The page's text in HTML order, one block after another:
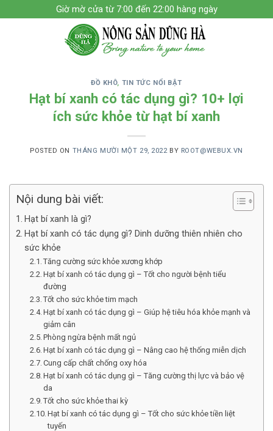
to
Giờ mờ cửa từ 7:00 đến 22:00 hàng ngày
ĐỒ KHÔ, TIN TỨC NỔI BẬT
Hạt bí xanh có tác dụng gì? 10+ lợi
ích sức khỏe từ hạt bí xanh
POSTED ON THÁNG MƯỜI MỘT 29, 2022 BY ROOT@WEBUX.VN
Nội dung bài viết:
Hạt bí xanh là gì?
Hạt bí xanh có tác dụng gì? Dinh dưỡng thiên nhiên cho
sức khỏe
Tăng cường sức khỏe xương khớp
Hạt bí xanh có tác dụng gì – Tốt cho người bệnh tiểu
đường
Tốt cho sức khỏe tim mạch
Hạt bí xanh có tác dụng gì – Giúp hệ tiêu hóa khỏe mạnh và
giảm cân
Phòng ngừa bệnh mất ngủ
Hạt bí xanh có tác dụng gì – Nâng cao hệ thống miễn dịch
Cung cấp chất chống oxy hóa
Hạt bí xanh có tác dụng gì – Tăng cường thị lực và bảo vệ
da
Tốt cho sức khỏe thai kỳ
Hạt bí xanh có tác dụng gì – Tốt cho sức khỏe tiền liệt
tuyến